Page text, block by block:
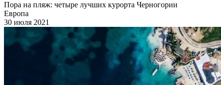
Пора на пляж: четыре лучших курорта Черногории
Европа
30 июля 2021